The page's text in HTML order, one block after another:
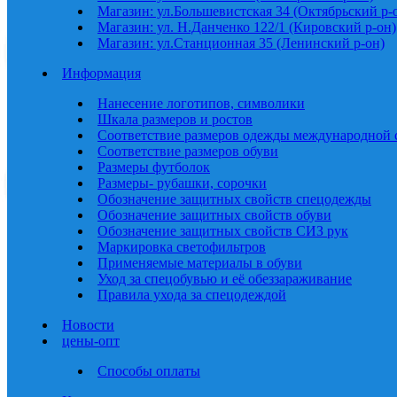
Магазин: ул.Большевистская 34 (Октябрьский р-
Магазин: ул. Н.Данченко 122/1 (Кировский р-он)
Магазин: ул.Станционная 35 (Ленинский р-он)
Информация
Нанесение логотипов, символики
Шкала размеров и ростов
Соответствие размеров одежды международной
Соответствие размеров обуви
Размеры футболок
Размеры- рубашки, сорочки
Обозначение защитных свойств спецодежды
Обозначение защитных свойств обуви
Обозначение защитных свойств СИЗ рук
Маркировка светофильтров
Применяемые материалы в обуви
Уход за спецобувью и её обеззараживание
Правила ухода за спецодеждой
Новости
цены-опт
Способы оплаты